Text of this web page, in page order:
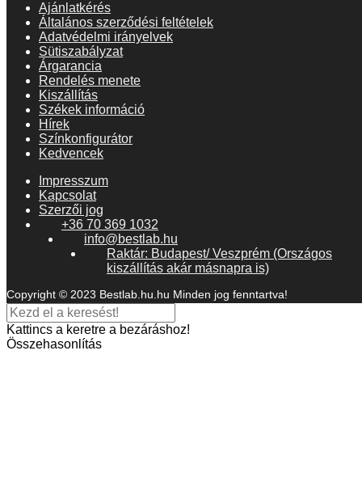
Ajánlatkérés
Általános szerződési feltételek
Adatvédelmi irányelvek
Sütiszabályzat
Árgarancia
Rendelés menete
Kiszállítás
Székek információ
Hírek
Színkonfigurátor
Kedvencek
Impresszum
Kapcsolat
Szerzői jog
+36 70 369 1032
info@bestlab.hu
Raktár: Budapest/ Veszprém (Országos
kiszállítás akár másnapra is)
Copyright © 2023 Bestlab.hu.hu Minden jog fenntartva!
Kattincs a keretre a bezáráshoz!
Összehasonlítás